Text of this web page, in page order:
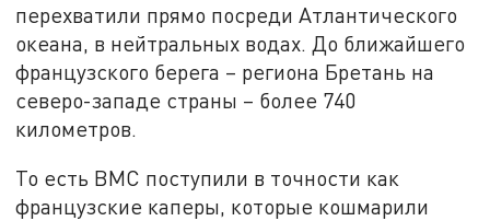
перехватили прямо посреди Атлантического
океана, в нейтральных водах. До ближайшего
французского берега – региона Бретань на
северо-западе страны – более 740
километров.
То есть ВМС поступили в точности как
французские каперы, которые кошмарили